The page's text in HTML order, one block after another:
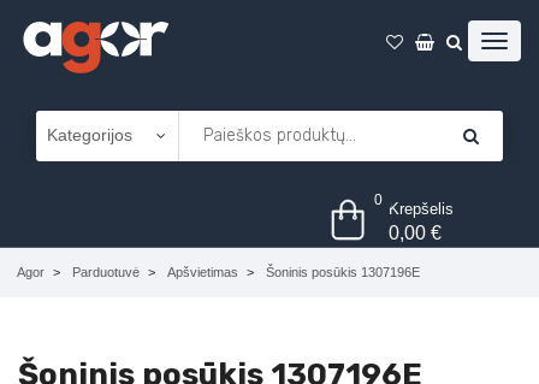
0 Krepšelis
0,00€
Agor Parduotuvė Apšvietimas Šoninis posūkis 1307196E
Šoninis posūkis 1307196E